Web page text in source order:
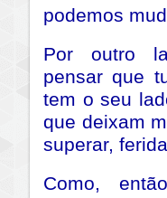
podemos
Por outro
pensar que
tem o seu
que deixam
superar,
Como,